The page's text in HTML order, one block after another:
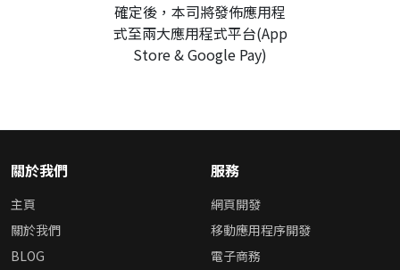
確定後，本司將發佈應用程
式至兩大應用程式平台(App
Store & Google Pay)
關於我們
主頁
關於我們
BLOG
服務
網頁開發
移動應用程序開發
電子商務